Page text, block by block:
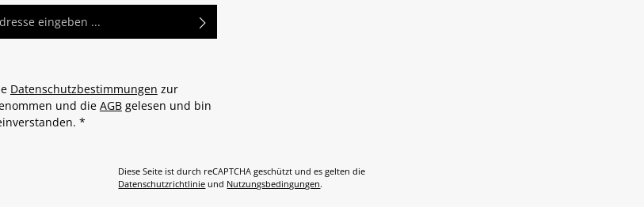
Datenschutzbestimmungen zur
und die AGBgelesen und bin
*
Diese Seite ist durch reCAPTCHA geschützt und es gelten die
Datenschutzrichtlinie und Nutzungsbedingungen.